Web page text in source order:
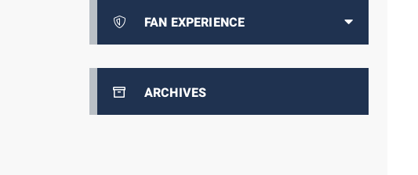
FAN EXPERIENCE
ARCHIVES